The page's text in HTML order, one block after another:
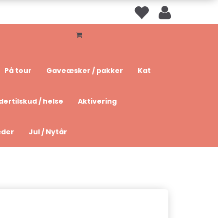
På tour Gaveæsker / pakker Kat
/ helse Aktivering
Jul / Nytår